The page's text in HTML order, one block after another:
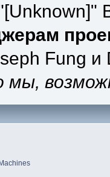
Fung и
мы,